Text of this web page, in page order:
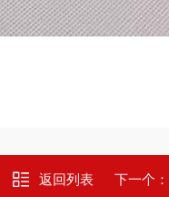
返回列表 下一个：